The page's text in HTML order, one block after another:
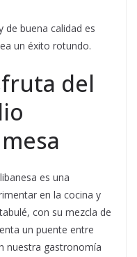
de buena calidad es
un éxito rotundo.
del
es una
en la cocina y
con su mezcla de
un puente entre
nuestra gastronomía